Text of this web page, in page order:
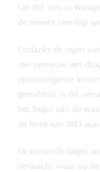
tot 41,5 mm in
de meeste neerslag
Ondanks de regen
mei opnieuw een
opeenvolgende
gemiddeld, is dit
het begin van de
de lente van 1893
De komende dagen
verwacht maar op